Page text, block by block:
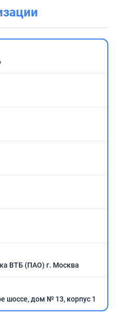
ВТБ (ПАО) г. Москва
шоссе, дом № 13, корпус 1